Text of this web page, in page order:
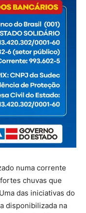
numa corrente
chuvas que
das iniciativas do
disponibilizada na